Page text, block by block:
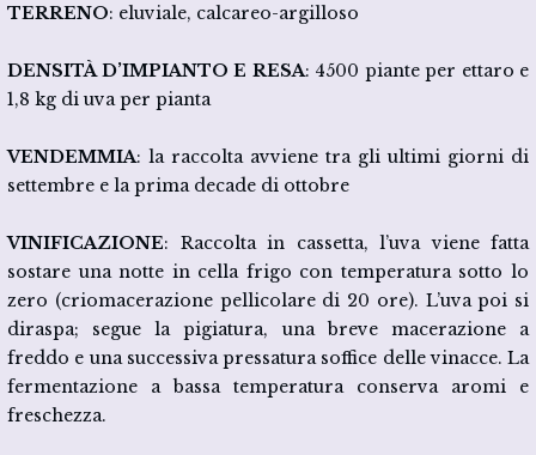
TERRENO: eluviale, calcareo-argilloso
DENSITÀ D’IMPIANTO E RESA: 4500 piante per ettaro e
1,8 kg di uva per pianta
VENDEMMIA: la raccolta avviene tra gli ultimi giorni di
settembre e la prima decade di ottobre
VINIFICAZIONE: Raccolta in cassetta, l’uva viene fatta
sostare una notte in cella frigo con temperatura sotto lo
zero (criomacerazione pellicolare di 20 ore). L’uva poi si
diraspa; segue la pigiatura, una breve macerazione a
freddo e una successiva pressatura soffice delle vinacce. La
fermentazione a bassa temperatura conserva aromi e
freschezza.